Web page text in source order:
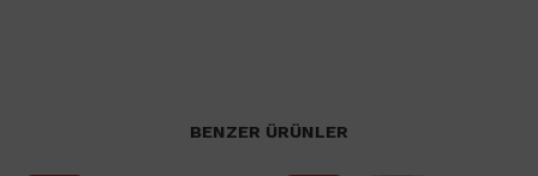
BENZER ÜRÜNLER